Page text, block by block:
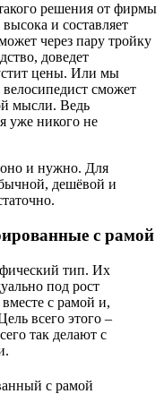
решения от фирмы
и составляет
через пару тройку
доведет
цены. Или мы
сможет
мысли. Ведь
уже никого не
и нужно. Для
дешёвой и
с рамой
тип. Их
под рост
с рамой и,
всего этого –
так делают с